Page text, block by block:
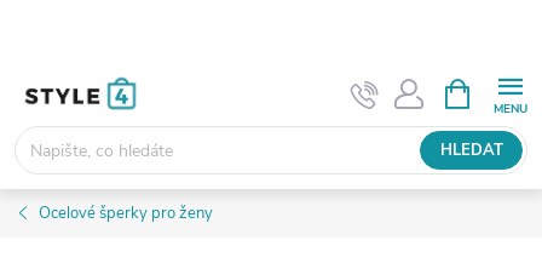
HLEDAT
NÁKUPNÍ
KOŠÍK
Ocelové šperky pro ženy